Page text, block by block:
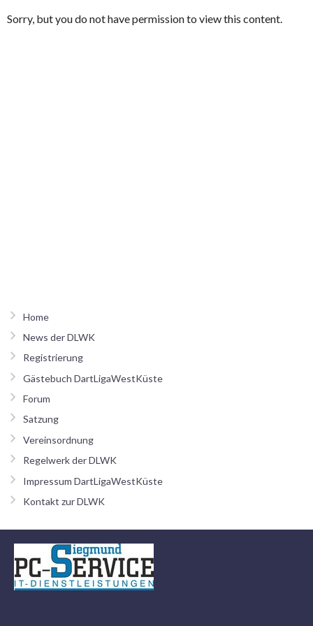
Sorry, but you do not have permission to view this content.
Home
News der DLWK
Registrierung
Gästebuch DartLigaWestKüste
Forum
Satzung
Vereinsordnung
Regelwerk der DLWK
Impressum DartLigaWestKüste
Kontakt zur DLWK